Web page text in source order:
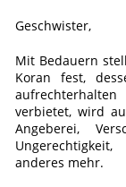
Geschwister,
Mit Bedauern
Koran fest,
verbietet, wird
Angeberei,
anderes mehr.